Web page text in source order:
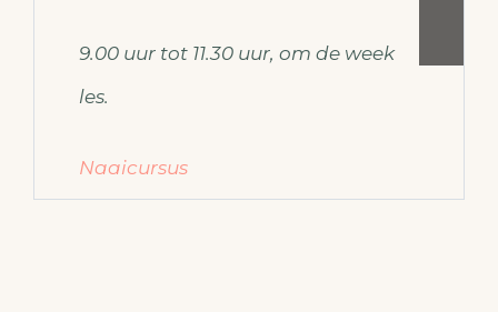
9.00 uur tot 11.30 uur, om de week
les.
Naaicursus